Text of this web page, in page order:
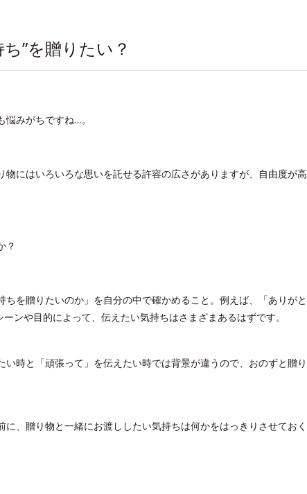
”を贈りたい？
みがちですね…。
にはいろいろな思いを託せる許容の広さがありますが、自由度が高
？
を贈りたいのか」を自分の中で確かめること。例えば、「ありがと
ンや目的によって、伝えたい気持ちはさまざまあるはずです。
時と「頑張って」を伝えたい時では背景が違うので、おのずと贈り
、贈り物と一緒にお渡ししたい気持ちは何かをはっきりさせておく